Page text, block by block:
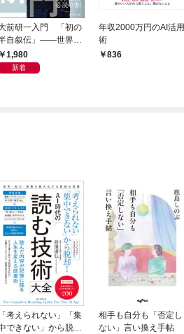
前研一入門 「初の
自叙伝」――世界的
戦略コンサルタントは
かに生まれたか
1,980
新着
年収2000万円のAI活用
術
836
「考えられない」「集
できない」から脱
相手も自分も「否定し
ない」言い換え手帖